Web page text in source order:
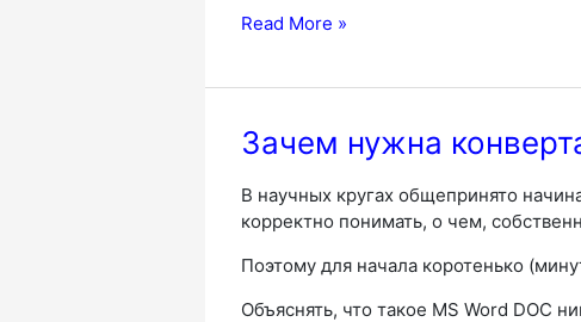
Графический
где
он
Read More »
Зачем нужна
В научных кругах общепринято
корректно понимать, о чем,
Поэтому для начала коротенько
Объяснять, что такое MS Word DOC